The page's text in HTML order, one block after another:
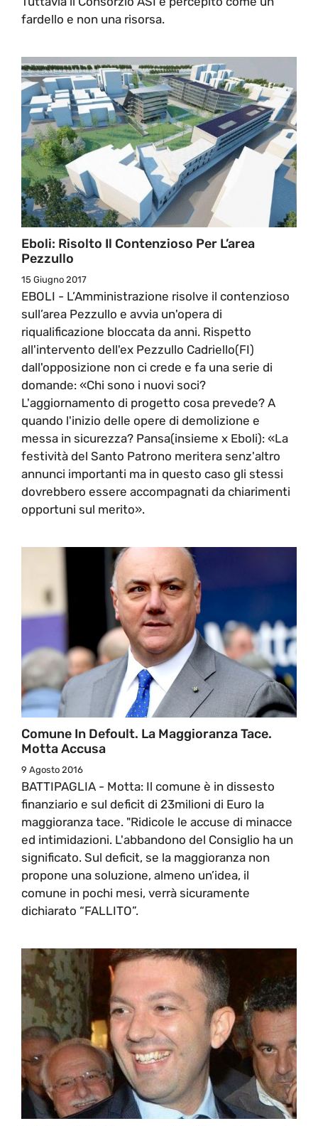
fardello e non una risorsa.
Eboli: Risolto Il Contenzioso Per L’area
Pezzullo
15 Giugno 2017
EBOLI - L’Amministrazione risolve il contenzioso
sull’area Pezzullo e avvia un'opera di
riqualificazione bloccata da anni. Rispetto
all'intervento dell'ex Pezzullo Cadriello(FI)
dall'opposizione non ci crede e fa una serie di
domande: «Chi sono i nuovi soci?
L'aggiornamento di progetto cosa prevede? A
quando l'inizio delle opere di demolizione e
messa in sicurezza? Pansa(insieme x Eboli): «La
festività del Santo Patrono meritera senz'altro
annunci importanti ma in questo caso gli stessi
dovrebbero essere accompagnati da chiarimenti
opportuni sul merito».
Comune In Defoult. La Maggioranza Tace.
Motta Accusa
9 Agosto 2016
BATTIPAGLIA - Motta: Il comune è in dissesto
finanziario e sul deficit di 23milioni di Euro la
maggioranza tace. "Ridicole le accuse di minacce
ed intimidazioni. L'abbandono del Consiglio ha un
significato. Sul deficit, se la maggioranza non
propone una soluzione, almeno un’idea, il
comune in pochi mesi, verrà sicuramente
dichiarato “FALLITO”.